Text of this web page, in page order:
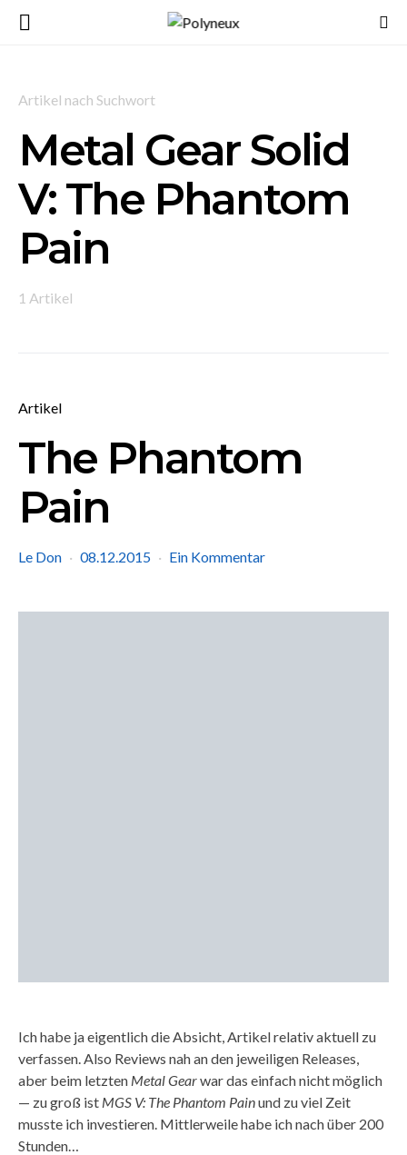
Artikel nach Suchwort
Metal Gear Solid
V: The Phantom
Pain
1 Artikel
Artikel
The Phantom
Pain
Le Don 08.12.2015 Ein Kommentar
Ich habe ja eigentlich die Absicht, Artikel relativ aktuell zu
verfassen. Also Reviews nah an den jeweiligen Releases,
aber beim letzten Metal Gearwar das einfach nicht möglich
— zu groß ist MGS V: The Phantom Painund zu viel Zeit
musste ich investieren. Mittlerweile habe ich nach über 200
Stunden…